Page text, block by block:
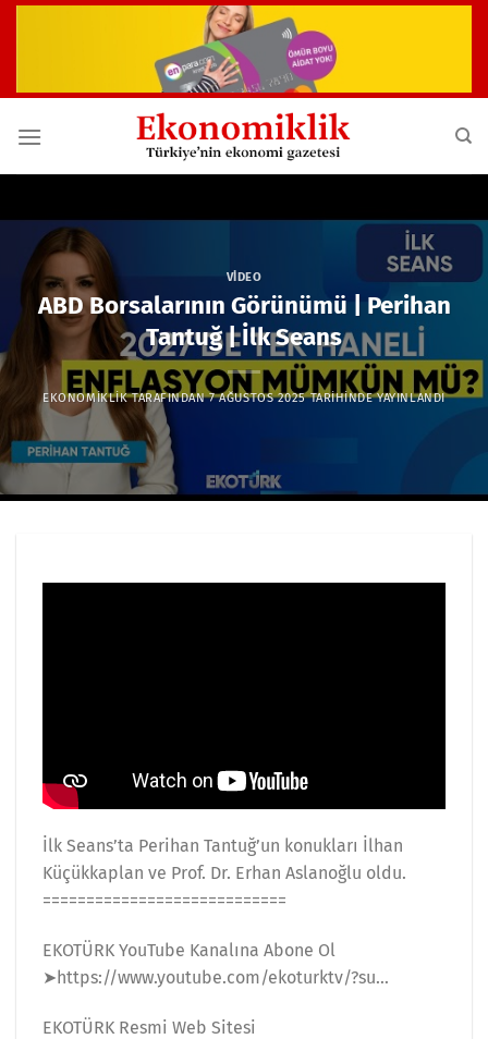
VIDEO
ABD Borsalarının Görünümü | Perihan
Tantuğ | İlk Seans
EKONOMIKLIKTARAFINDAN 7 AĞUSTOS 2025TARIHINDE YAYINLANDI
İlk Seans’ta Perihan Tantuğ’un konukları İlhan
Küçükkaplan ve Prof. Dr. Erhan Aslanoğlu oldu.
============================
EKOTÜRK YouTube Kanalına Abone Ol
➤https://www.youtube.com/ekoturktv/?su…
EKOTÜRK Resmi Web Sitesi